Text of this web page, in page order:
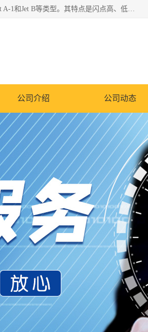
航空煤油（Jet Fuel）是专门为喷气式航空发动机设计的高纯度燃料，主要分为Jet A、Jet A-1和Jet B等类型。其特点是闪点高、低温流动性好，并添加了抗静电剂和抗氧化剂以确保飞行安全。航空煤油需
公司介绍 公司动态